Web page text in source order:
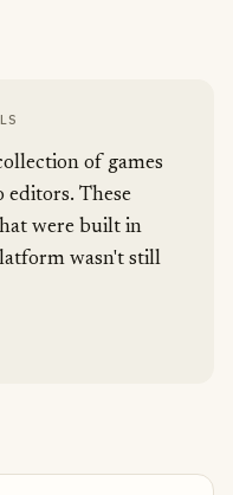
of games
editors. These
were built in
wasn't still